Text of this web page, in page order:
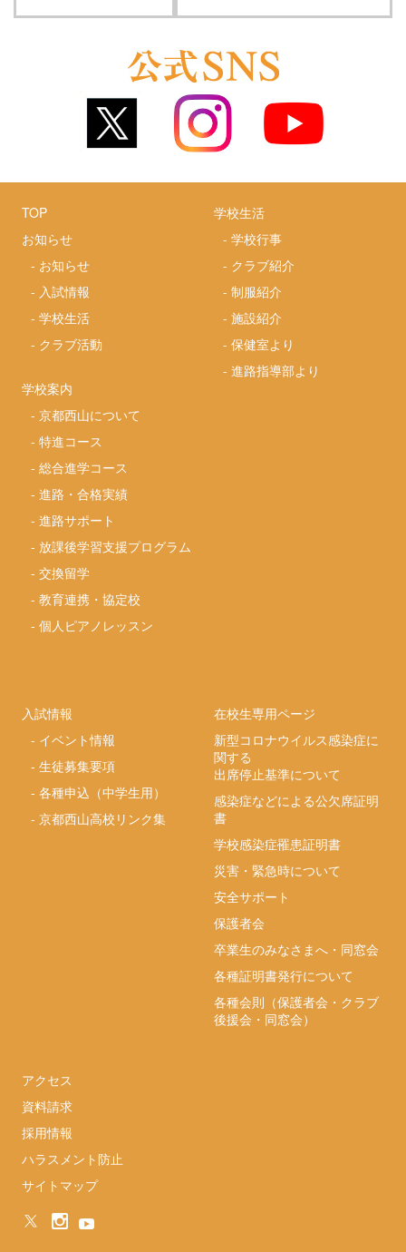
TOP
お知らせ
- お知らせ
- 入試情報
-学校生活
- クラブ活動
学校案内
-京都西山について
-特進コース
-総合進学コース
-進路・合格実績
-進路サポート
- 放課後学習支援プログラム
-交換留学
-教育連携・協定校
-個人ピアノレッスン
学校生活
-学校行事
- クラブ紹介
-制服紹介
-施設紹介
-保健室より
-進路指導部より
入試情報
- イベント情報
-生徒募集要項
-各種申込（中学生用）
-京都西山高校リンク集
在校生専用ページ
新型コロナウイルス感染症に
関する
出席停止基準について
感染症などによる公欠席証明
書
学校感染症罹患証明書
災害・緊急時について
安全サポート
保護者会
卒業生のみなさまへ・同窓会
各種証明書発行について
各種会則（保護者会・クラブ
後援会・同窓会）
アクセス
資料請求
採用情報
ハラスメント防止
サイトマップ